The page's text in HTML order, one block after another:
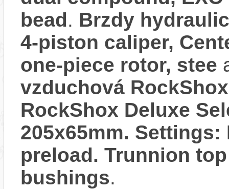
bead. Brzdy
4-piston caliper,
one-piece rotor, stee
vzduchová
RockShox Deluxe
205x65mm.
preload. Trunnion
bushings.